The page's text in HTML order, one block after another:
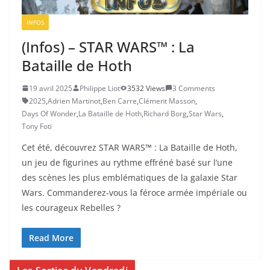
INFOS
(Infos) – STAR WARS™ : La
Bataille de Hoth
19 avril 2025 Philippe Liot 3532 Views
3 Comments
2025,Adrien Martinot,Ben Carre,Clément Masson,
Days Of Wonder,La Bataille de Hoth,Richard Borg,Star Wars,
Tony Foti
Cet été, découvrez STAR WARS™ : La Bataille de Hoth,
un jeu de figurines au rythme effréné basé sur l’une
des scènes les plus emblématiques de la galaxie Star
Wars. Commanderez-vous la féroce armée impériale ou
les courageux Rebelles ?
Read More